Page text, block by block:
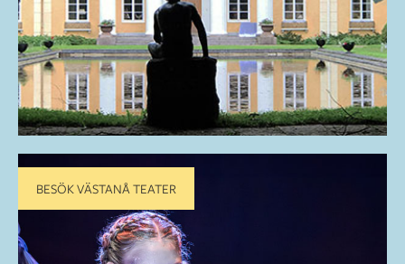
BESÖK VÄSTANÅ TEATER